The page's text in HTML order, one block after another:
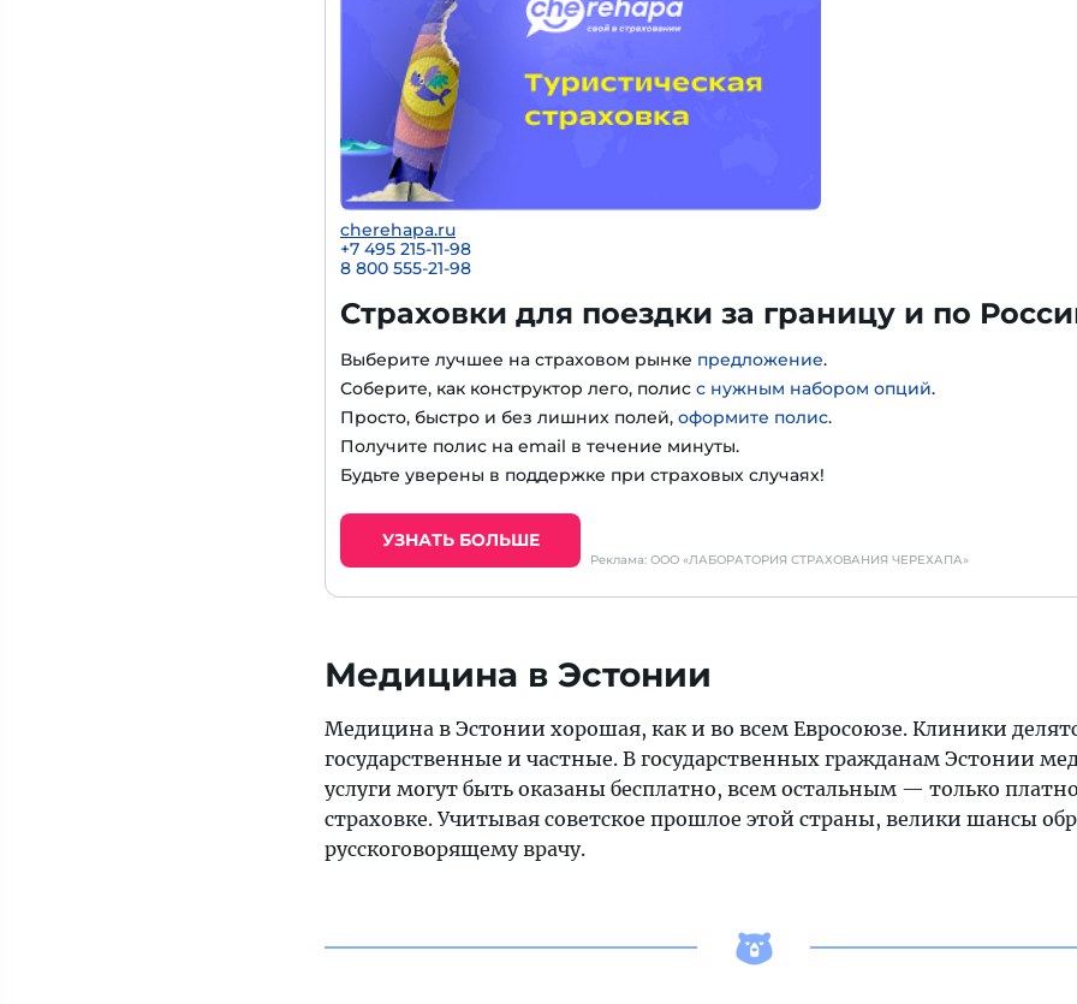
cherehapa.ru
+7 495 215-11-98
8 800 555-21-98
Страховки для поездки за границу и по
Выберите лучшее на страховом рынке предложение.
Соберите, как конструктор лего, полис с нужным набором опций.
Просто, быстро и без лишних полей, оформите полис.
Получите полис на email в течение минуты.
Будьте уверены в поддержке при страховых случаях!
УЗНАТЬ БОЛЬШЕ
Реклама: ООО «ЛАБОРАТОРИЯ СТРАХОВАНИЯ ЧЕРЕХАПА»
Медицина в Эстонии
Медицина в Эстонии хорошая, как и во всем Евросоюзе. Клиники
государственные и частные. В государственных гражданам Эстонии
услуги могут быть оказаны бесплатно, всем остальным — только
страховке. Учитывая советское прошлое этой страны, велики шансы
русскоговорящему врачу.